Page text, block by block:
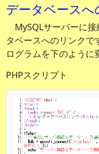
データベースへ
MySQLサーバーに
タベースへのリンク
ログラムを下のように
PHPスクリプト